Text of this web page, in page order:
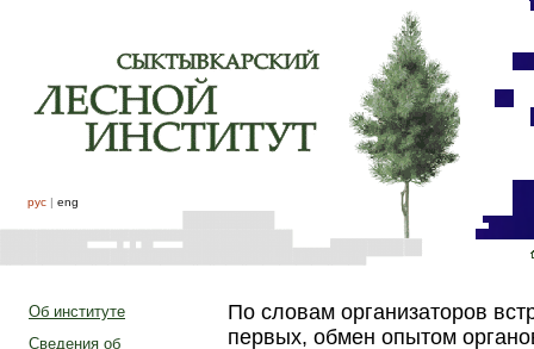
рус | eng
Об институте
Сведения об
По словам организаторов
первых, обмен опытом